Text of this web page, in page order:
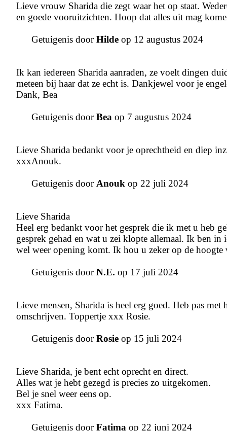
Lieve vrouw Sharida die zegt waar het op staat.
en goede vooruitzichten. Hoop dat alles uit mag
Getuigenis doorHilde op 12 augustus 2024
Ik kan iedereen Sharida aanraden, ze voelt dingen
meteen bij haar dat ze echt is. Dankjewel voor je
Dank, Bea
Getuigenis doorBea op 7 augustus 2024
Lieve Sharida bedankt voor je oprechtheid en diep
xxxAnouk.
Getuigenis doorAnouk op 22 juli 2024
Lieve Sharida
Heel erg bedankt voor het gesprek die ik met u heb
gesprek gehad en wat u zei klopte allemaal. Ik ben
wel weer opening komt. Ik hou u zeker op de
Getuigenis doorN.E. op 17 juli 2024
Lieve mensen, Sharida is heel erg goed. Heb pas
omschrijven. Toppertje xxx Rosie.
Getuigenis doorRosie op 15 juli 2024
Lieve Sharida, je bent echt oprecht en direct.
Alles wat je hebt gezegd is precies zo uitgekomen.
Bel je snel weer eens op.
xxx Fatima.
Getuigenis doorFatima op 22 juni 2024